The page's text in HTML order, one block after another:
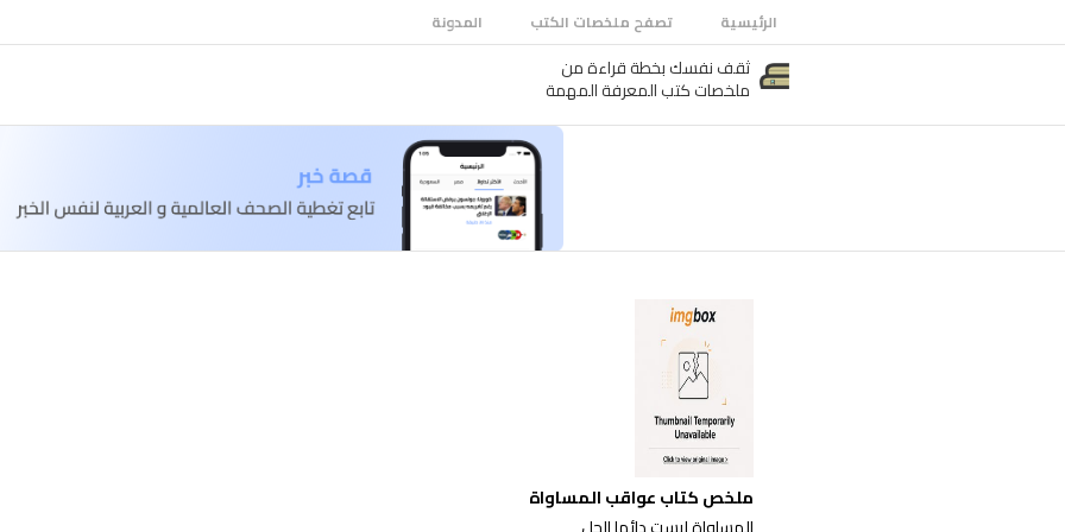
الرئيسية تصفح ملخصات الكتب المدونة
ثقف نفسك بخطة قراءة من
ملخصات كتب المعرفة المهمة
ملخص كتاب عواقب المساواة